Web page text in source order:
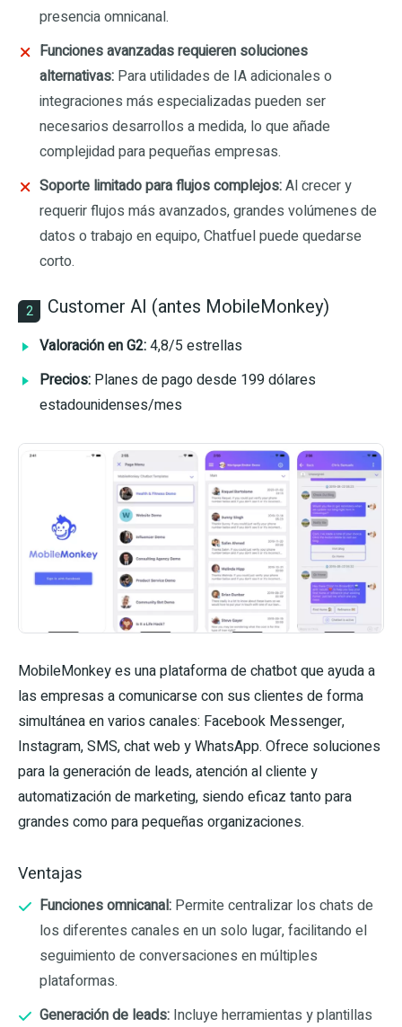
presencia omnicanal.
Funciones avanzadas requieren soluciones
alternativas: Para utilidades de IA adicionales o
integraciones más especializadas pueden ser
necesarios desarrollos a medida, lo que añade
complejidad para pequeñas empresas.
Soporte limitado para flujos complejos:Al crecer y
requerir flujos más avanzados, grandes volúmenes de
datos o trabajo en equipo, Chatfuel puede quedarse
corto.
2 Customer AI (antes MobileMonkey)
Valoración en G2:4,8/5 estrellas
Precios: Planes de pago desde 199 dólares
estadounidenses/mes
MobileMonkey es una plataforma de chatbot que ayuda a
las empresas a comunicarse con sus clientes de forma
simultánea en varios canales: Facebook Messenger,
Instagram, SMS, chat web y WhatsApp. Ofrece soluciones
para la generación de leads, atención al cliente y
automatización de marketing, siendo eficaz tanto para
grandes como para pequeñas organizaciones.
Ventajas
Funciones omnicanal: Permite centralizar los chats de
los diferentes canales en un solo lugar, facilitando el
seguimiento de conversaciones en múltiples
plataformas.
Generación de leads: Incluye herramientas y plantillas